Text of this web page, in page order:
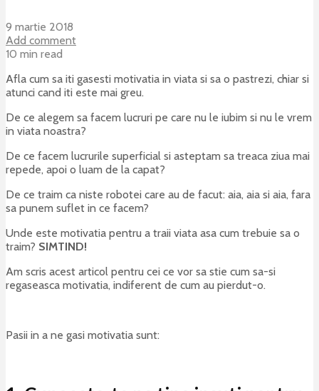
9 martie 2018
Add comment
10 min read
Afla cum sa iti gasesti motivatia in viata si sa o pastrezi, chiar si
atunci cand iti este mai greu.
De ce alegem sa facem lucruri pe care nu le iubim si nu le vrem
in viata noastra?
De ce facem lucrurile superficial si asteptam sa treaca ziua mai
repede, apoi o luam de la capat?
De ce traim ca niste robotei care au de facut: aia, aia si aia, fara
sa punem suflet in ce facem?
Unde este motivatia pentru a traii viata asa cum trebuie sa o
traim? SIMTIND!
Am scris acest articol pentru cei ce vor sa stie cum sa-si
regaseasca motivatia, indiferent de cum au pierdut-o.
Pasii in a ne gasi motivatia sunt: